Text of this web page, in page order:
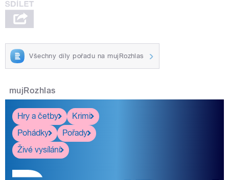
Všechny díly pořadu na mujRozhlas
mujRozhlas
Hry a četby
Krimi
Pohádky
Pořady
Živé vysílání